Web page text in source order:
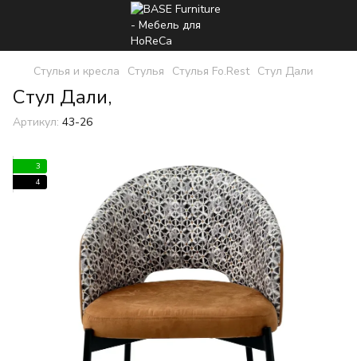
Стулья и кресла Стулья Стулья Fo.Rest Стул Дали
Стул Дали,
Артикул: 43-26
3
4